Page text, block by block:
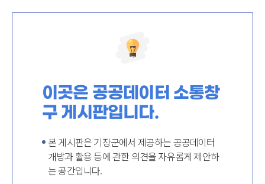
이곳은 공공데이터 소통창
구 게시판입니다.
본 게시판은 기장군에서 제공하는 공공데이터
개방과 활용 등에 관한 의견을 자유롭게 제안하
는 공간입니다.